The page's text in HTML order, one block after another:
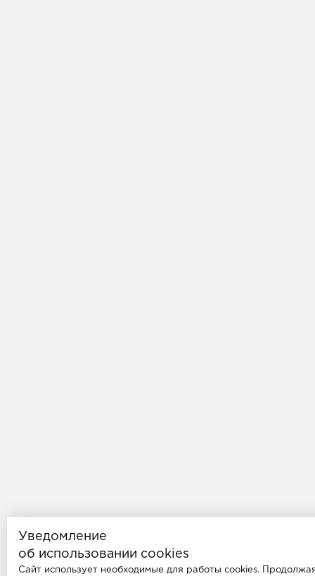
Уведомление
об использовании cookies
Сайт использует необходимые для работы cookies.